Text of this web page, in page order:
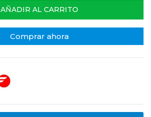
AÑADIR AL CARRITO
Comprar ahora